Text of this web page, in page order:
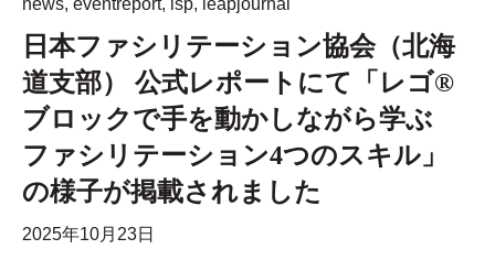
日本ファシリテーション協会（北海
道支部） 公式レポートにて「レゴ®
ブロックで手を動かしながら学ぶ
ファシリテーション4つのスキル」
の様子が掲載されました
2025年10月23日